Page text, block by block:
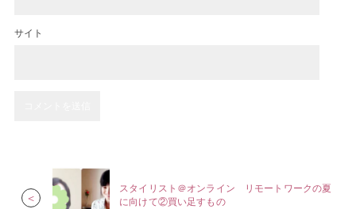
サイト
＜
スタイリスト＠オンライン リモートワークの夏
に向けて②買い足すもの